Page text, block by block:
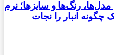
رنگ‌ها و سایزها؛ نرم
چگونه انبار را نجات